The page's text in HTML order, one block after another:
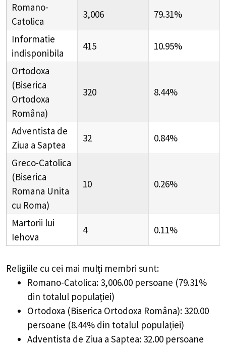
Romano-
Catolica
3,006 79.31%
Informatie
indisponibila
415 10.95%
Ortodoxa
(Biserica
Ortodoxa
Româna)
320 8.44%
Adventista de
Ziua a Saptea
32 0.84%
Greco-Catolica
(Biserica
Romana Unita
cu Roma)
10 0.26%
Martorii lui
Iehova
4 0.11%
Religiile cu cei mai mulți membri sunt:
Romano-Catolica: 3,006.00 persoane (79.31%
din totalul populației)
Ortodoxa (Biserica Ortodoxa Româna): 320.00
persoane (8.44% din totalul populației)
Adventista de Ziua a Saptea: 32.00 persoane